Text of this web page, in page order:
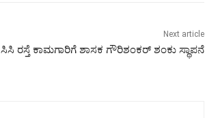
Next article
ಸಿಸಿ ರಸ್ತೆ ಕಾಮಗಾರಿಗೆ ಶಾಸಕ ಗೌರಿಶಂಕರ್ ಶಂಕು ಸ್ಥಾಪನೆ